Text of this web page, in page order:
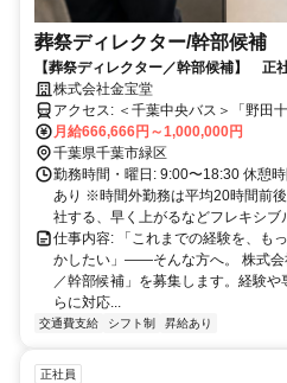
葬祭ディレクター/幹部候補
【葬祭ディレクター／幹部候補】 正
／月収66万円〜／千葉エリア採用
株式会社金宝堂
アクセス: ＜千葉中央バス＞
月給666,666円～1,000,000円
千葉県千葉市緑区
勤務時間・曜日: 9:00〜18:30 休
あり ※時間外勤務は平均20時間前
社する、早く上がるなどフレキシブ
仕事内容: 「これまでの経験を、も
かしたい」――そんな方へ。 株式会
／幹部候補」を募集します。経験
らに対応...
交通費支給 シフト制 昇給あり
正社員